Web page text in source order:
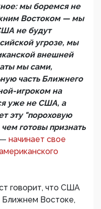
мы боремся не
Востоком — мы
не будут
угрозе, мы
внешней
мы сами,
часть Ближнего
игроком на
уже не США, а
эту "пороховую
готовы признать
— начинает свое
говорит, что США
Ближнем Востоке,